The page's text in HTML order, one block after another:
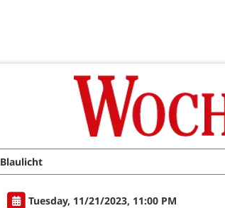
Blaulicht
Tuesday, 11/21/2023, 11:00 PM